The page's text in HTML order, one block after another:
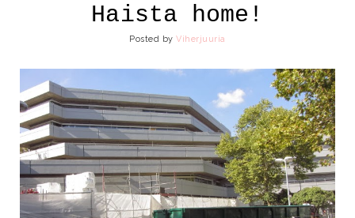
Haista home!
Posted byViherjuuria